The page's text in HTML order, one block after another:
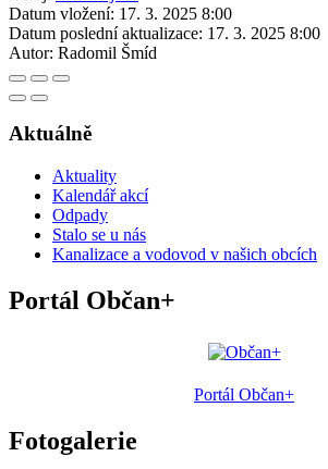
Datum vložení: 17. 3. 2025 8:00
Datum poslední aktualizace: 17. 3. 2025 8:00
Autor: Radomil Šmíd
Aktuálně
Aktuality
Kalendář akcí
Odpady
Stalo se u nás
Kanalizace a vodovod v našich obcích
Portál Občan+
Portál Občan+
Fotogalerie